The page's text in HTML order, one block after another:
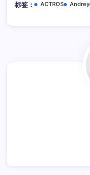
标签： ACTROS Andrey